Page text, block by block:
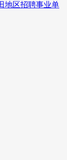
地区招聘事业单